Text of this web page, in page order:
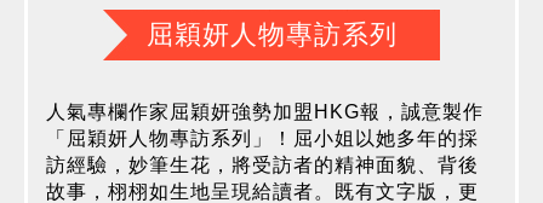
屈穎妍人物專訪系列
人氣專欄作家屈穎妍強勢加盟HKG報，誠意製作
「屈穎妍人物專訪系列」！屈小姐以她多年的採
訪經驗，妙筆生花，將受訪者的精神面貌、背後
故事，栩栩如生地呈現給讀者。既有文字版，更